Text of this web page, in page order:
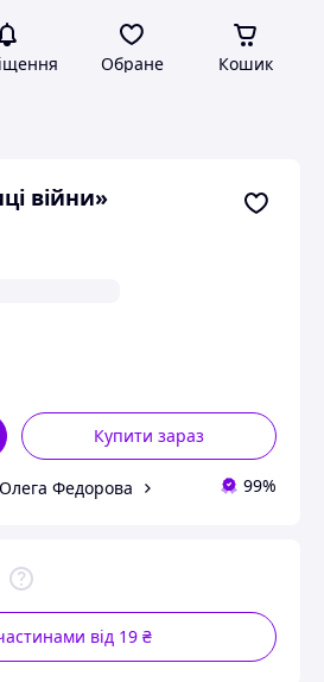
Обране Кошик
війни»
Купити зараз
Федорова 99%
від 19 ₴